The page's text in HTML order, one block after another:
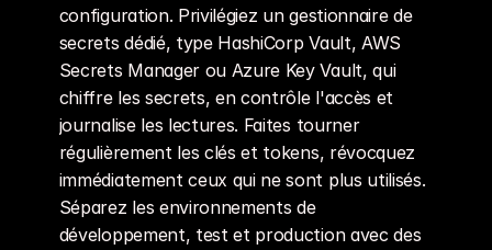
configuration. Privilégiez un gestionnaire de
secrets dédié, type HashiCorp Vault, AWS
Secrets Manager ou Azure Key Vault, qui
chiffre les secrets, en contrôle l'accès et
journalise les lectures. Faites tourner
régulièrement les clés et tokens, révocquez
immédiatement ceux qui ne sont plus utilisés.
Séparez les environnements de
développement, test et production avec des